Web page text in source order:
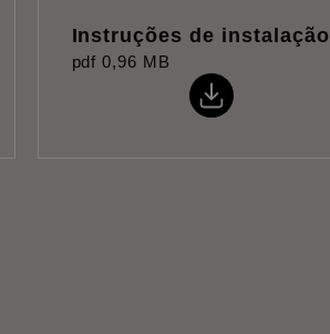
Instruções de instalação
pdf 0,96 MB